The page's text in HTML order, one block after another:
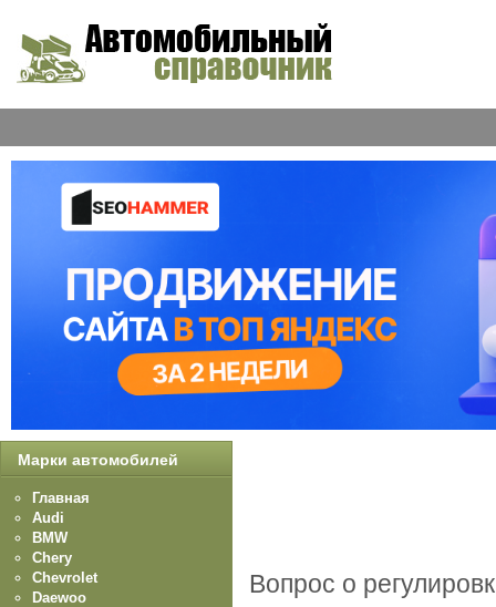
Вопрос о
Марки автомобилей
Главная
Audi
BMW
Chery
Chevrolet
Daewoo